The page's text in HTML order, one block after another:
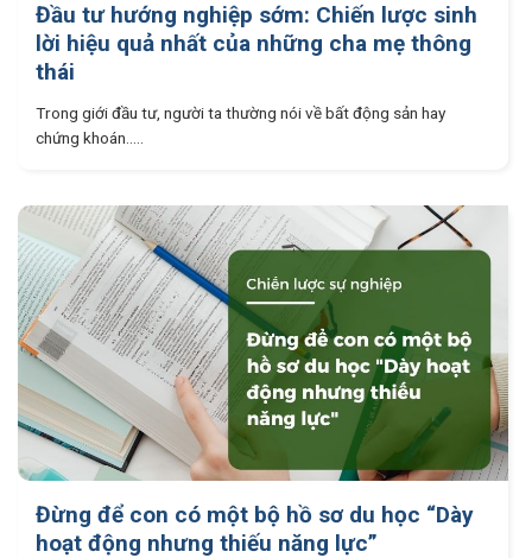
Đầu tư hướng nghiệp sớm: Chiến lược sinh
lời hiệu quả nhất của những cha mẹ thông
thái
Trong giới đầu tư, người ta thường nói về bất động sản hay
chứng khoán.....
Đừng để con có một bộ hồ sơ du học “Dày
hoạt động nhưng thiếu năng lực”